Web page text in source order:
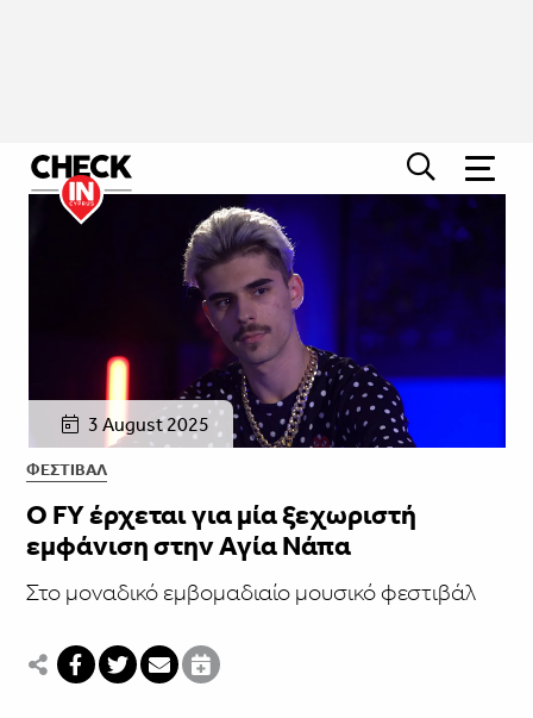
3 August 2025
ΦΕΣΤΙΒΑΛ
Ο FY έρχεται για μία ξεχωριστή
εμφάνιση στην Αγία Νάπα
Στο μοναδικό εμβομαδιαίο μουσικό φεστιβάλ